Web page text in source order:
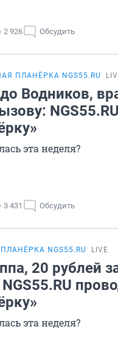
2 926 Обсудить
ПЛАНЁРКА NGS55.RU
Водников,
эта неделя?
3 431 Обсудить
NGS55.RU LIVE
20 рублей
эта неделя?